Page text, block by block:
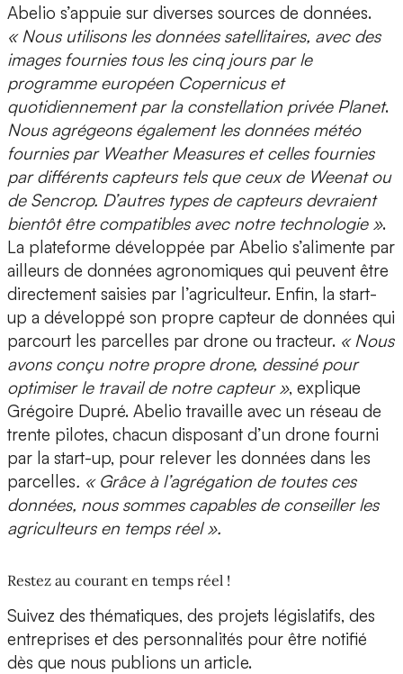
Abelio s’appuie sur diverses sources de données.
« Nous utilisons les données satellitaires, avec des
images fournies tous les cinq jours par le
programme européen Copernicus et
quotidiennement par la constellation privée Planet.
Nous agrégeons également les données météo
fournies par Weather Measures et celles fournies
par différents capteurs tels que ceux de Weenat ou
de Sencrop. D’autres types de capteurs devraient
bientôt être compatibles avec notre technologie ».
La plateforme développée par Abelio s’alimente par
ailleurs de données agronomiques qui peuvent être
directement saisies par l’agriculteur. Enfin, la start-
up a développé son propre capteur de données qui
parcourt les parcelles par drone ou tracteur. « Nous
avons conçu notre propre drone, dessiné pour
optimiser le travail de notre capteur », explique
Grégoire Dupré. Abelio travaille avec un réseau de
trente pilotes, chacun disposant d’un drone fourni
par la start-up, pour relever les données dans les
parcelles. « Grâce à l’agrégation de toutes ces
données, nous sommes capables de conseiller les
agriculteurs en temps réel ».
Restez au courant en temps réel !
Suivez des thématiques, des projets législatifs, des
entreprises et des personnalités pour être notifié
dès que nous publions un article.